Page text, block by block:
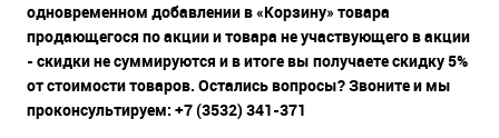
одновременном добавлении в «Корзину» товара
продающегося по акции и товара не участвующего в акции
- скидки не суммируются и в итоге вы получаете скидку 5%
от стоимости товаров. Остались вопросы? Звоните и мы
проконсультируем: +7 (3532) 341-371